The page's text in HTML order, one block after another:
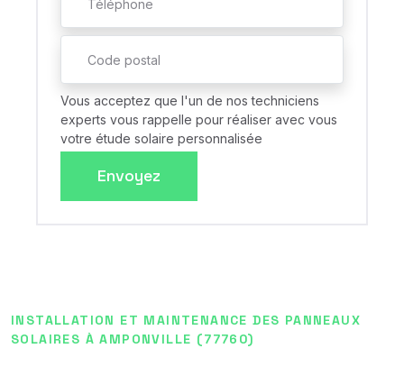
Vous acceptez que l'un de nos techniciens
experts vous rappelle pour réaliser avec vous
votre étude solaire personnalisée
Envoyez
INSTALLATION ET MAINTENANCE DES PANNEAUX
SOLAIRES À AMPONVILLE (77760)